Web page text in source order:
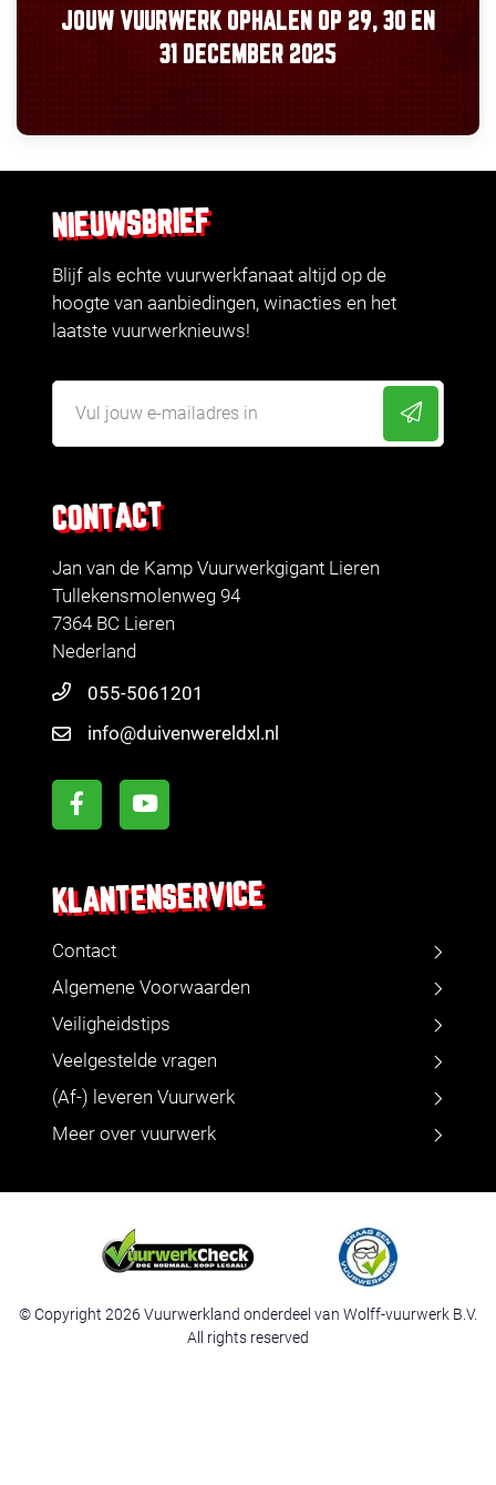
JOUW VUURWERK OPHALEN OP 29, 30 EN
31 DECEMBER 2025
CONTACT
Jan van de Kamp Vuurwerkgigant Lieren
Tullekensmolenweg 94
7364 BC Lieren
Nederland
055-5061201
info@duivenwereldxl.nl
KLANTENSERVICE
Contact
Algemene Voorwaarden
Veiligheidstips
Veelgestelde vragen
(Af-) leveren Vuurwerk
Meer over vuurwerk
NIEUWSBRIEF
Blijf als echte vuurwerkfanaat altijd op de
hoogte van aanbiedingen, winacties en het
laatste vuurwerknieuws!
© Copyright 2026 Vuurwerkland onderdeel van Wolff-vuurwerk B.V.
All rights reserved